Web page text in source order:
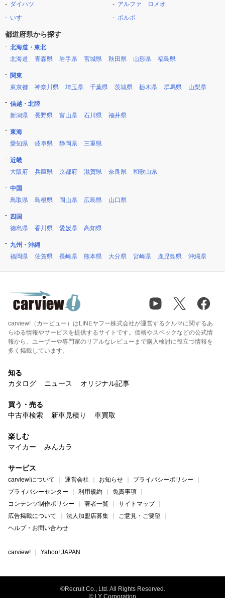
ダイハツ
いすゞ
アルファ ロメオ
ボルボ
都道府県から探す
北海道・東北
北海道
青森県 岩手県 宮城県 秋田県 山形県 福島県
関東
東京都
神奈川県 埼玉県 千葉県 茨城県 栃木県 群馬県 山梨県
信越・北陸
新潟県
長野県 富山県 石川県 福井県
東海
愛知県
岐阜県 静岡県 三重県
近畿
大阪府
兵庫県 京都府 滋賀県 奈良県 和歌山県
中国
鳥取県
島根県 岡山県 広島県 山口県
四国
徳島県
香川県 愛媛県 高知県
九州・沖縄
福岡県
佐賀県 長崎県 熊本県 大分県 宮崎県 鹿児島県 沖縄県
carview!（カービュー）はLINEヤフー株式会社が運営するクルマに関するあ
らゆる情報やサービスを提供するサイトです。価格やスペックなどの公式情
報から、ユーザーや専門家のリアルなレビューまで購入検討に役立つ情報を
多く掲載しています。
知る
カタログ
ニュース オリジナル記事
買う・売る
中古車検索
新車見積り 車買取
楽しむ
マイカー
みんカラ
サービス
carview!について 運営会社 お知らせ
プライバシーポリシー
プライバシーセンター
利用規約
免責事項
コンテンツ制作ポリシー
著者一覧
サイトマップ
広告掲載について
法人加盟店募集
ご意見・ご要望
ヘルプ・お問い合わせ
carview! Yahoo! JAPAN
©Recruit Co., Ltd. All Rights Reserved.
© LY Corporation